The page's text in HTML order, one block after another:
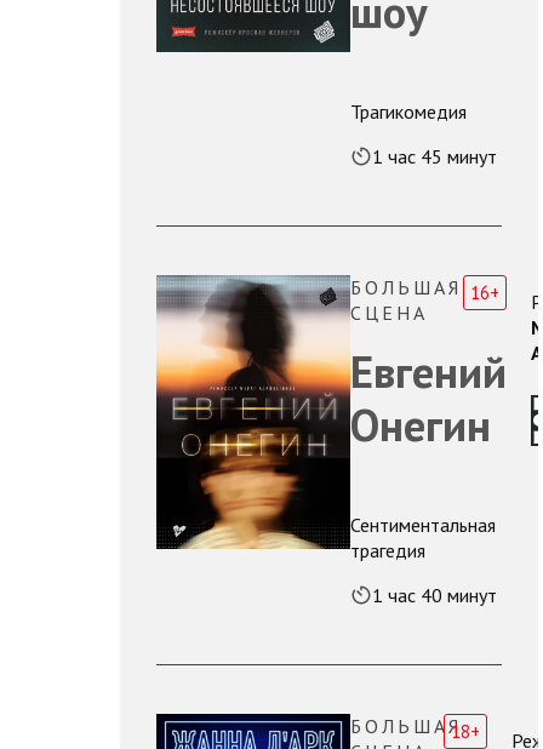
шоу
Трагикомедия
1 час 45 минут
БОЛЬШАЯ
СЦЕНА
Евгений
Онегин
Сентиментальная
трагедия
16+
1 час 40 минут
БОЛЬШАЯ18+